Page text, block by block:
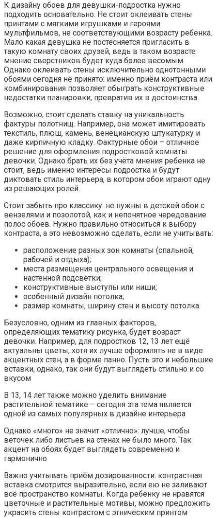
К дизайну обоев для девушки-подростка нужно
подходить основательно. Не стоит оклеивать стены
принтами с мягкими игрушками и героями
мультфильмов, не соответствующими возрасту ребёнка.
Мало какая девушка не постесняется пригласить в
такую комнату своих друзей, ведь в таком возрасте
мнение сверстников будет куда более весомым.
Однако оклеивать стены исключительно однотонными
обоями сегодня не принято: именно приём контраста или
комбинирования позволяет обыграть конструктивные
недостатки планировки, превратив их в достоинства.
Возможно, стоит сделать ставку на уникальность
фактуры полотнищ. Например, она может имитировать
текстиль, плюш, камень, венецианскую штукатурку и
даже кирпичную кладку. Фактурные обои – отличное
решение для оформления подростковой комнаты
девочки. Однако брать их без учёта мнения ребёнка не
стоит, ведь именно интересы подростка и будут
диктовать стиль интерьера, в котором обои играют одну
из решающих ролей.
Стоит забыть про классику: не нужны в детской обои с
вензелями и позолотой, как и непонятное чередование
полос обоев. Нужно правильно относиться к выбору
контраста, а это невозможно сделать, если не учитывать:
расположение разных зон комнаты (спальной,
рабочей и отдыха);
места размещения центрального освещения и
настенной подсветки;
конструктивные выступы или ниши;
особенный дизайн потолка;
размер комнаты, ширину стен и высоту потолка.
Безусловно, одним из главных факторов,
определяющих тематику рисунка, будет возраст
девочки. Например, для подростков 12, 13 лет ещё
актуальны цветы, хотя их лучше оформлять не в виде
акцентных стен, а в форме панно. Пусть это и небольшие
вставки, однако, так они будут выглядеть стильно и со
вкусом
В 13, 14 лет также можно уделить внимание
растительной тематике – сегодня эта тема является
одной из самых популярных в дизайне интерьера
Однако «много» не значит «отлично»: лучше, чтобы
веточек либо листьев на стенах не было много. Так
акцент на обоях будет выглядеть современно и
гармонично
Важно учитывать приём дозированности: контрастная
вставка смотрится выразительно, если ею не заливают
всё пространство комнаты. Когда ребёнку не нравятся
цветочные и растительные мотивы, можно предложить
украсить стены контрастом с этническим принтом